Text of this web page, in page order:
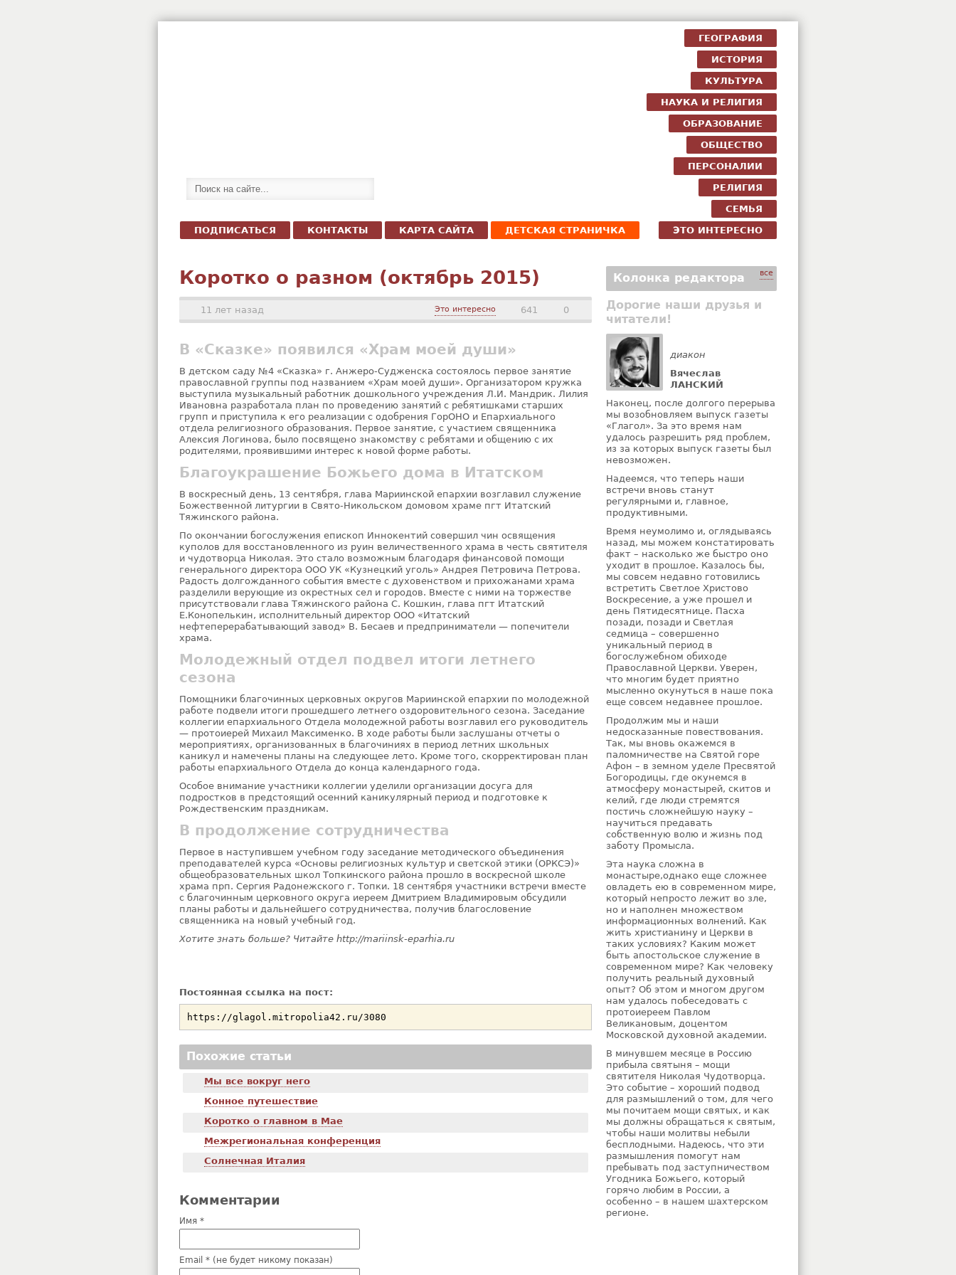
ГЕОГРАФИЯ
ИСТОРИЯ
КУЛЬТУРА
НАУКА И РЕЛИГИЯ
ОБРАЗОВАНИЕ
ОБЩЕСТВО
ПЕРСОНАЛИИ
РЕЛИГИЯ
СЕМЬЯ
ЭТО ИНТЕРЕСНО
ПОДПИСАТЬСЯ КОНТАКТЫ КАРТА САЙТА ДЕТСКАЯ СТРАНИЧКА
Коротко о разном (октябрь 2015)
11 лет назад 0
641
Это интересно
В «Сказке» появился «Храм моей души»
В детском саду №4 «Сказка» г. Анжеро-Судженска состоялось первое занятие
православной группы под названием «Храм моей души». Организатором кружка
выступила музыкальный работник дошкольного учреждения Л.И. Мандрик. Лилия
Ивановна разработала план по проведению занятий с ребятишками старших
групп и приступила к его реализации с одобрения ГорОНО и Епархиального
отдела религиозного образования. Первое занятие, с участием священника
Алексия Логинова, было посвящено знакомству с ребятами и общению с их
родителями, проявившими интерес к новой форме работы.
Благоукрашение Божьего дома в Итатском
В воскресный день, 13 сентября, глава Мариинской епархии возглавил служение
Божественной литургии в Свято-Никольском домовом храме пгт Итатский
Тяжинского района.
По окончании богослужения епископ Иннокентий совершил чин освящения
куполов для восстановленного из руин величественного храма в честь святителя
и чудотворца Николая. Это стало возможным благодаря финансовой помощи
генерального директора ООО УК «Кузнецкий уголь» Андрея Петровича Петрова.
Радость долгожданного события вместе с духовенством и прихожанами храма
разделили верующие из окрестных сел и городов. Вместе с ними на торжестве
присутствовали глава Тяжинского района С. Кошкин, глава пгт Итатский
Е.Конопелькин, исполнительный директор ООО «Итатский
нефтеперерабатывающий завод» В. Бесаев и предприниматели — попечители
храма.
Молодежный отдел подвел итоги летнего
сезона
Помощники благочинных церковных округов Мариинской епархии по молодежной
работе подвели итоги прошедшего летнего оздоровительного сезона. Заседание
коллегии епархиального Отдела молодежной работы возглавил его руководитель
— протоиерей Михаил Максименко. В ходе работы были заслушаны отчеты о
мероприятиях, организованных в благочиниях в период летних школьных
каникул и намечены планы на следующее лето. Кроме того, скорректирован план
работы епархиального Отдела до конца календарного года.
Особое внимание участники коллегии уделили организации досуга для
подростков в предстоящий осенний каникулярный период и подготовке к
Рождественским праздникам.
В продолжение сотрудничества
Первое в наступившем учебном году заседание методического объединения
преподавателей курса «Основы религиозных культур и светской этики (ОРКСЭ)»
общеобразовательных школ Топкинского района прошло в воскресной школе
храма прп. Сергия Радонежского г. Топки. 18 сентября участники встречи вместе
с благочинным церковного округа иереем Дмитрием Владимировым обсудили
планы работы и дальнейшего сотрудничества, получив благословение
священника на новый учебный год.
Хотите знать больше? Читайте http://mariinsk-eparhia.ru
Постоянная ссылка на пост:
Похожие статьи
Мы все вокруг него
Конное путешествие
Коротко о главном в Мае
Межрегиональная конференция
Солнечная Италия
Комментарии
Имя *
Email * (не будет никому показан)
Колонка редактора все
Дорогие наши друзья и
читатели!
диакон
Вячеслав
ЛАНСКИЙ
Наконец, после долгого перерыва
мы возобновляем выпуск газеты
«Глагол». За это время нам
удалось разрешить ряд проблем,
из за которых выпуск газеты был
невозможен.
Надеемся, что теперь наши
встречи вновь станут
регулярными и, главное,
продуктивными.
Время неумолимо и, оглядываясь
назад, мы можем констатировать
факт – насколько же быстро оно
уходит в прошлое. Казалось бы,
мы совсем недавно готовились
встретить Светлое Христово
Воскресение, а уже прошел и
день Пятидесятнице. Пасха
позади, позади и Светлая
седмица – совершенно
уникальный период в
богослужебном обиходе
Православной Церкви. Уверен,
что многим будет приятно
мысленно окунуться в наше пока
еще совсем недавнее прошлое.
Продолжим мы и наши
недосказанные повествования.
Так, мы вновь окажемся в
паломничестве на Святой горе
Афон – в земном уделе Пресвятой
Богородицы, где окунемся в
атмосферу монастырей, скитов и
келий, где люди стремятся
постичь сложнейшую науку –
научиться предавать
собственную волю и жизнь под
заботу Промысла.
Эта наука сложна в
монастыре,однако еще сложнее
овладеть ею в современном мире,
который непросто лежит во зле,
но и наполнен множеством
информационных волнений. Как
жить христианину и Церкви в
таких условиях? Каким может
быть апостольское служение в
современном мире? Как человеку
получить реальный духовный
опыт? Об этом и многом другом
нам удалось побеседовать с
протоиереем Павлом
Великановым, доцентом
Московской духовной академии.
В минувшем месяце в Россию
прибыла святыня – мощи
святителя Николая Чудотворца.
Это событие – хороший подвод
для размышлений о том, для чего
мы почитаем мощи святых, и как
мы должны обращаться к святым,
чтобы наши молитвы небыли
бесплодными. Надеюсь, что эти
размышления помогут нам
пребывать под заступничеством
Угодника Божьего, который
горячо любим в России, а
особенно – в нашем шахтерском
регионе.